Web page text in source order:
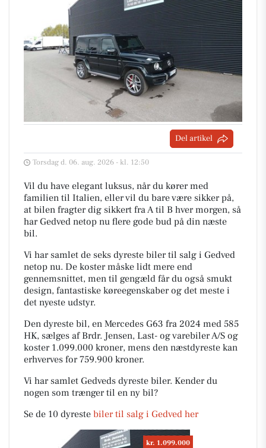
Del artikel
Torsdag d. 06. aug. 2026 - kl. 12:50
Vil du have elegant luksus, når du kører med
familien til Italien, eller vil du bare være sikker på,
at bilen fragter dig sikkert fra A til B hver morgen, så
har Gedved netop nu flere gode bud på din næste
bil.
Vi har samlet de seks dyreste biler til salg i Gedved
netop nu. De koster måske lidt mere end
gennemsnittet, men til gengæld får du også smukt
design, fantastiske køreegenskaber og det meste i
det nyeste udstyr.
Den dyreste bil, en Mercedes G63 fra 2024 med 585
HK, sælges af Brdr. Jensen, Last- og varebiler A/S og
koster 1.099.000 kroner, mens den næstdyreste kan
erhverves for 759.900 kroner.
Vi har samlet Gedveds dyreste biler. Kender du
nogen som trænger til en ny bil?
Se de 10 dyreste biler til salg i Gedved her
kr. 1.099.000